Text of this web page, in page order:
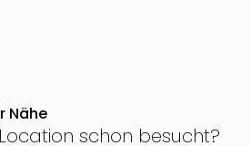
Nähe
schon besucht?